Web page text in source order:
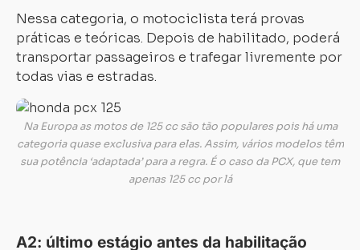
Nessa categoria, o motociclista terá provas
práticas e teóricas. Depois de habilitado, poderá
transportar passageiros e trafegar livremente por
todas vias e estradas.
Na Europa as motos de 125 cc são tão populares pois há uma
categoria quase exclusiva para elas. Assim, vários modelos têm
sua potência ‘adaptada’ para a regra. É o caso da PCX, que tem
apenas 125 cc por lá
A2: último estágio antes da habilitação